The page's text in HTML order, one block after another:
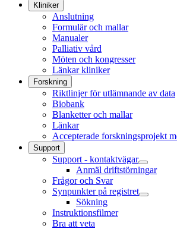
Kliniker
Anslutning
Formulär och mallar
Manualer
Palliativ vård
Möten och kongresser
Länkar kliniker
Forskning
Riktlinjer för utlämnande av data
Biobank
Blanketter och mallar
Länkar
Accepterade forskningsprojekt
Support
Support - kontaktvägar
Anmäl driftstörningar
Frågor och Svar
Synpunkter på registret
Sökning
Instruktionsfilmer
Bra att veta